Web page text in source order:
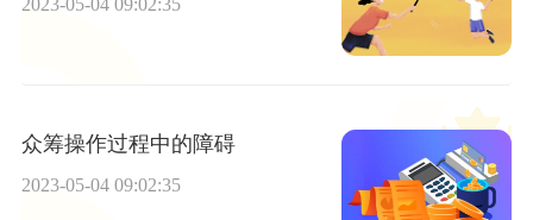
2023-05-04 09:02:35
众筹操作过程中的障碍
2023-05-04 09:02:35